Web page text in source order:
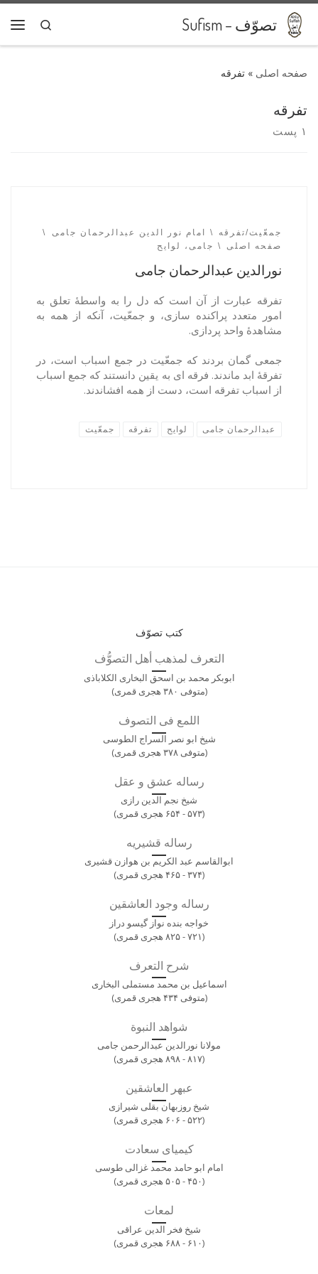
پرش به محتوا تصوّف – Sufism
Search
» تفرقه
تفرقه
۱ پست
جمعّیت/تفرقه
امام نور الدین عبدالرحمان جامی
صفحه اصلی
جامی، لوایح
نورالدین عبدالرحمان جامی
تفرقه عبارت از آن است که دل را به واسطۀ تعلق به
امور متعدد پراکنده سازی، و جمعّیت، آنکه از همه به
مشاهدۀ واحد پردازی.
جمعی گمان بردند که جمعّیت در جمع اسباب است، در
تفرقۀ ابد ماندند. فرقه ای به یقین دانستند که جمع اسباب
از اسباب تفرقه است، دست از همه افشاندند.
عبدالرحمان جامی لوایح تفرقه جمعّیت
کتب تصوّف
التعرف لمذهب أهل التصوُّف
ابوبکر محمد بن اسحق البخاری الکلاباذی
(متوفی ۳۸۰ هجری قمری)
اللمع فی التصوف
شیخ ابو نصر السراج الطوسی
(متوفی ۳۷۸ هجری قمری)
رساله عشق و عقل
شیخ نجم الدین رازی
(۵۷۳ - ۶۵۴ هجری قمری)
رساله قشیریه
ابوالقاسم عبد الکریم بن هوازن قشیری
(۳۷۴ - ۴۶۵ هجری قمری)
رساله وجود العاشقین
خواجه بنده نواز گیسو دراز
(۷۲۱ - ۸۲۵ هجری قمری)
شرح التعرف
اسماعیل بن محمد مستملی البخاری
(متوفی ۴۳۴ هجری قمری)
شواهد النبوة
مولانا نورالدین عبدالرحمن جامی
(۸۱۷ - ۸۹۸ هجری قمری)
عبهر العاشقین
شیخ روزبهان بقلی شیرازی
(۵۲۲ - ۶۰۶ هجری قمری)
کیمیای سعادت
امام ابو حامد محمد غزالی طوسی
(۴۵۰ - ۵۰۵ هجری قمری)
لمعات
شیخ فخر الدین عراقی
(۶۱۰ - ۶۸۸ هجری قمری)